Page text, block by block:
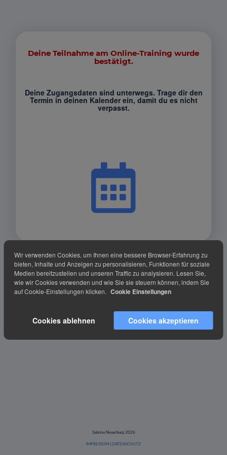
Deine Teilnahme am Online-Training wurde
bestätigt.
Deine Zugangsdaten sind unterwegs. Trage dir den
Termin in deinen Kalender ein, damit du es nicht
verpasst.
Sabrina Neuerburg 2026
IMPRESSUM | DATENSCHUTZ
Wir verwenden Cookies, um Ihnen eine bessere Browser-Erfahrung zu
bieten, Inhalte und Anzeigen zu personalisieren, Funktionen für soziale
Medien bereitzustellen und unseren Traffic zu analysieren. Lesen Sie,
wie wir Cookies verwenden und wie Sie sie steuern können, indem Sie
auf Cookie-Einstellungen klicken. Cookie Einstellungen
Cookies ablehnen Cookies akzeptieren